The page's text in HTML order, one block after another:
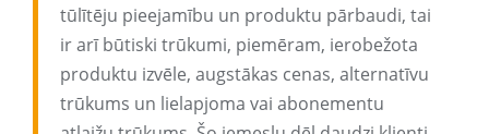
tūlītēju pieejamību un produktu pārbaudi, tai
ir arī būtiski trūkumi, piemēram, ierobežota
produktu izvēle, augstākas cenas, alternatīvu
trūkums un lielapjoma vai abonementu